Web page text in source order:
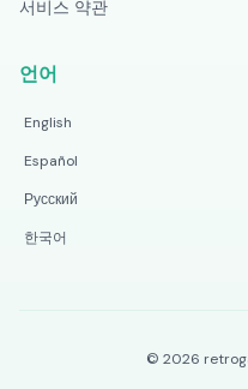
서비스 약관
언어
English
Español
Русский
한국어
© 2026